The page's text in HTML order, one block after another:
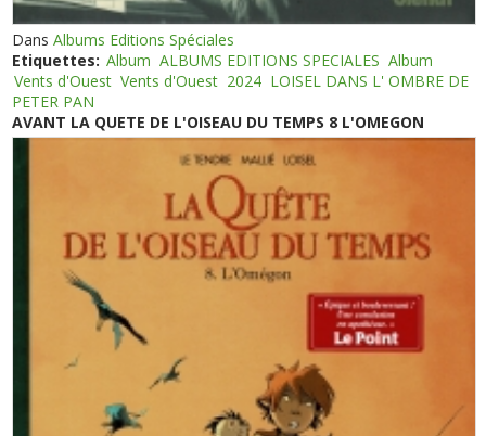
DansAlbums Editions Spéciales
Etiquettes: Album ALBUMS EDITIONS SPECIALES Album
Vents d'Ouest Vents d'Ouest 2024 LOISEL DANS L' OMBRE DE
PETER PAN
AVANT LA QUETE DE L'OISEAU DU TEMPS 8 L'OMEGON